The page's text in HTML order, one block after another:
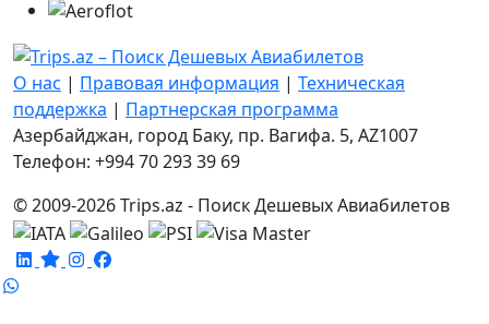
О нас | Правовая информация | Техническая
поддержка | Партнерская программа
Азербайджан, город Баку, пр. Вагифа. 5, AZ1007
Телефон: +994 70 293 39 69
© 2009-2026 Trips.az - Поиск Дешевых Авиабилетов